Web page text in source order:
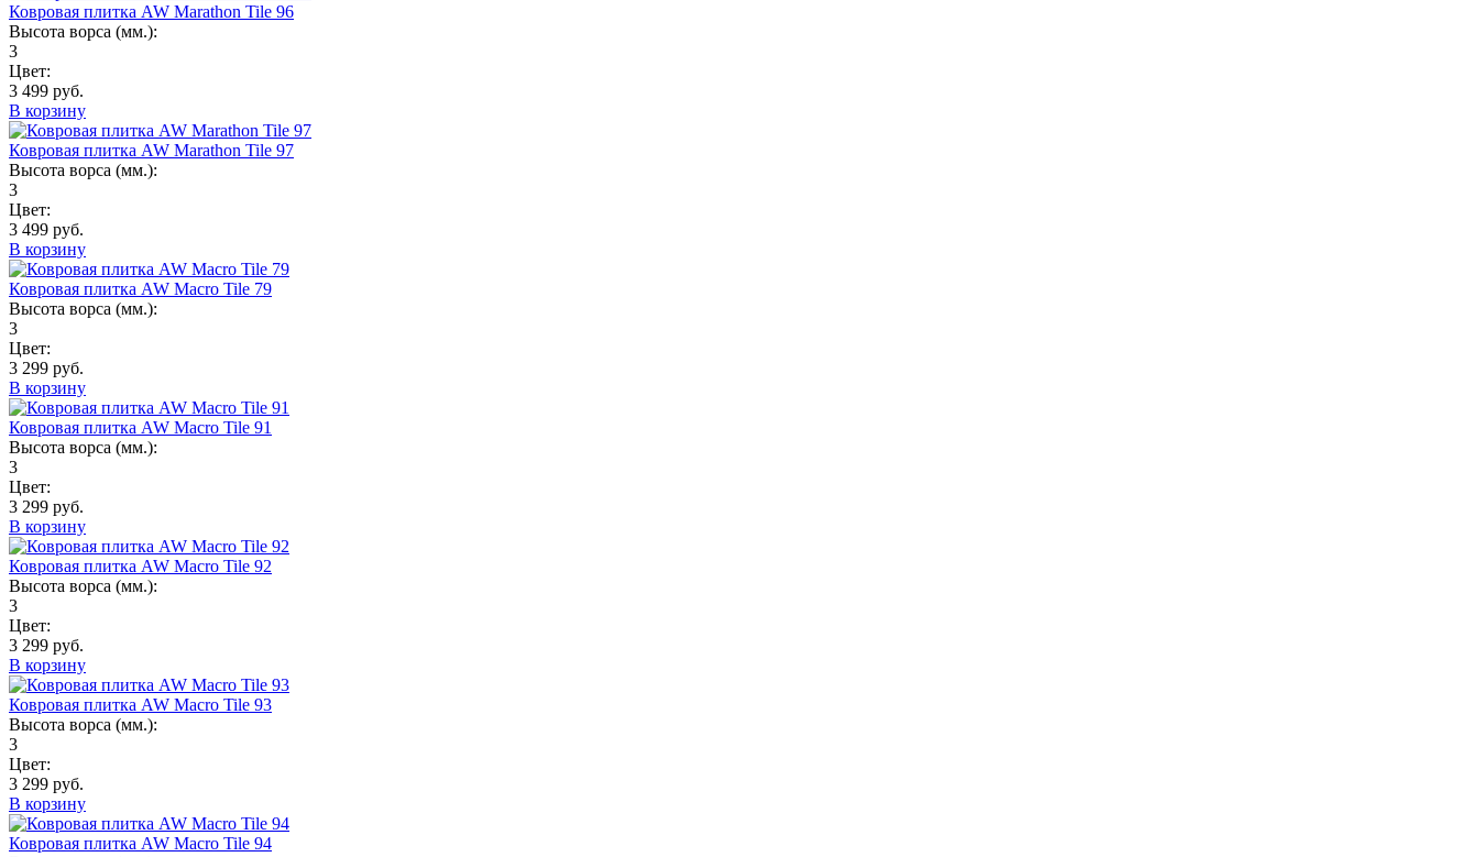
Ковровая плитка AW Marathon Tile 96
Высота ворса (мм.):
3
Цвет:
3 499 руб.
В корзину
Ковровая плитка AW Marathon Tile 97
Высота ворса (мм.):
3
Цвет:
3 499 руб.
В корзину
Ковровая плитка AW Macro Tile 79
Высота ворса (мм.):
3
Цвет:
3 299 руб.
В корзину
Ковровая плитка AW Macro Tile 91
Высота ворса (мм.):
3
Цвет:
3 299 руб.
В корзину
Ковровая плитка AW Macro Tile 92
Высота ворса (мм.):
3
Цвет:
3 299 руб.
В корзину
Ковровая плитка AW Macro Tile 93
Высота ворса (мм.):
3
Цвет:
3 299 руб.
В корзину
Ковровая плитка AW Macro Tile 94